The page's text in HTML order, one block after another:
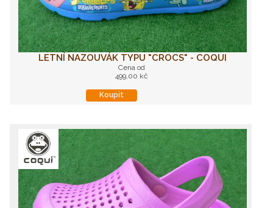
LETNÍ NAZOUVÁK TYPU "CROCS" - COQUI
Cena od
499,00 kč
Koupit